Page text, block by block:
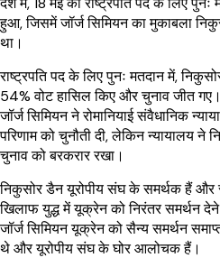
हुआ, जिसमें जॉर्ज सिमियन का मुकाबला
था।
राष्ट्रपति पद के लिए पुनः मतदान में,
54% वोट हासिल किए और चुनाव जीत
जॉर्ज सिमियन ने रोमानियाई संवैधानिक
परिणाम को चुनौती दी, लेकिन न्यायालय ने
चुनाव को बरकरार रखा।
निकुसोर डैन यूरोपीय संघ के समर्थक हैं
खिलाफ युद्ध में यूक्रेन को निरंतर समर्थन
जॉर्ज सिमियन यूक्रेन को सैन्य समर्थन
थे और यूरोपीय संघ के घोर आलोचक हैं।